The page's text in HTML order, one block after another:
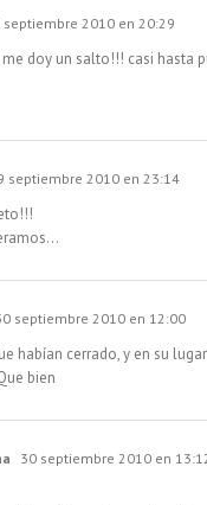
septiembre 2010 en 20:29
me doy un salto!!! casi hasta
septiembre 2010 en 23:14
septiembre 2010 en 12:00
habían cerrado, y en su
bien
30 septiembre 2010 en